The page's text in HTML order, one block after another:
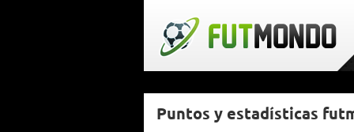
Puntos y estadísticas